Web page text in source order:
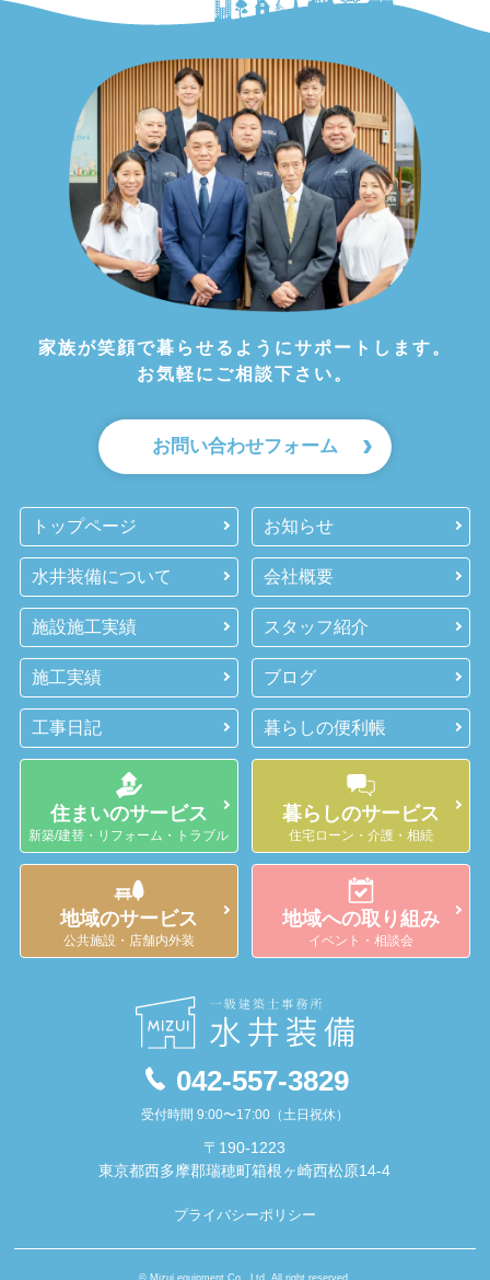
家族が笑顔で暮らせるようにサポートします。
お気軽にご相談下さい。
お問い合わせフォーム
042-557-3829
受付時間 9:00〜17:00（土日祝休）
〒190-1223
東京都西多摩郡瑞穂町箱根ヶ崎西松原14-4
トップページ お知らせ
水井装備について 会社概要
施設施工実績 スタッフ紹介
施工実績 ブログ
工事日記 暮らしの便利帳
住まいのサービス
新築/建替・リフォーム・トラブル
暮らしのサービス
住宅ローン・介護・相続
地域のサービス
公共施設・店舗内外装
地域への取り組み
イベント・相談会
プライバシーポリシー
© Mizui equipment Co., Ltd. All right reserved.